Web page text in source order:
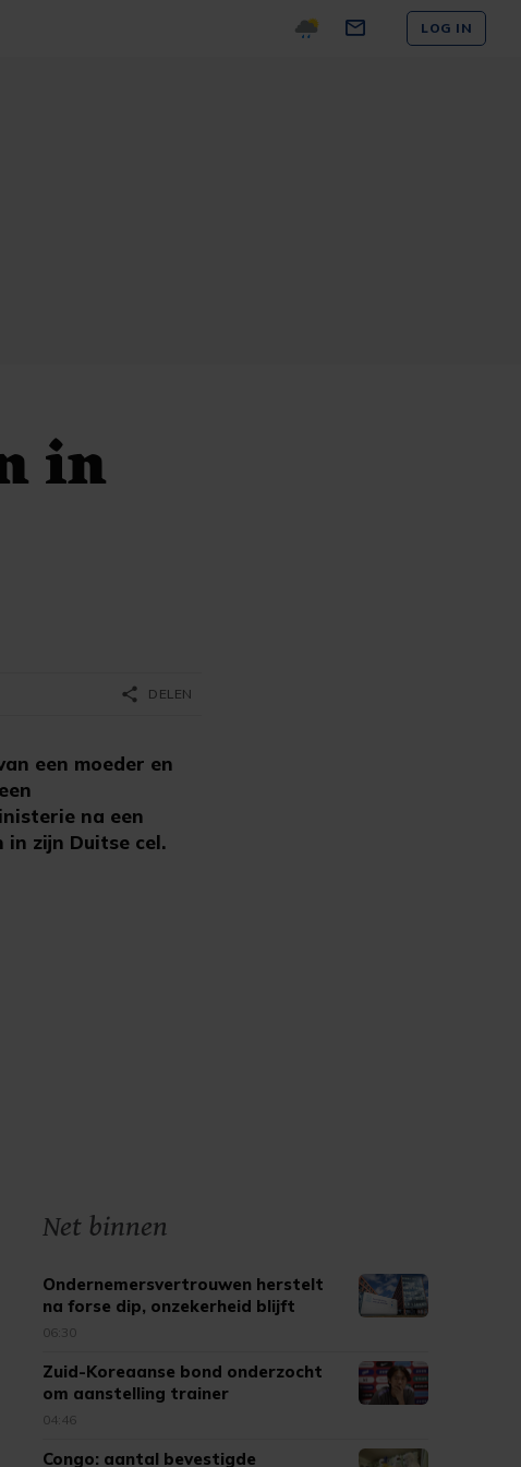
LOG IN
in
een moeder en
na een
in zijn Duitse cel.
share DELEN
Net binnen
Ondernemersvertrouwen herstelt
na forse dip, onzekerheid blijft
06:30
Zuid-Koreaanse bond onderzocht
om aanstelling trainer
04:46
Congo: aantal bevestigde